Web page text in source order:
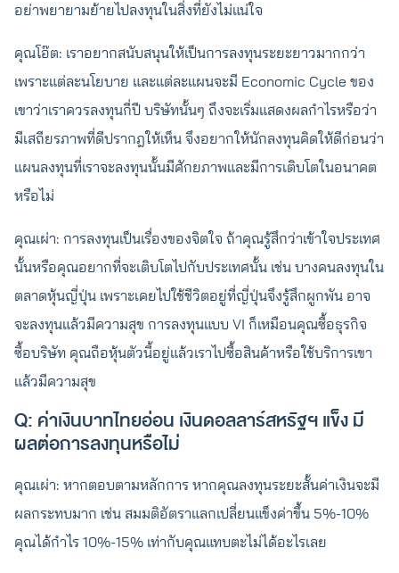
อย่าพยายามย้ายไปลงทุนในสิ่งที่ยังไม่แน่ใจ
คุณโอ๊ต: เราอยากสนับสนุนให้เป็นการลงทุนระยะยาวมากกว่า
เพราะแต่ละนโยบาย และแต่ละแผนจะมี Economic Cycle ของ
เขาว่าเราควรลงทุนกี่ปี บริษัทนั้นๆ ถึงจะเริ่มแสดงผลกำไรหรือว่า
มีเสถียรภาพที่ดีปรากฎให้เห็น จึงอยากให้นักลงทุนคิดให้ดีก่อนว่า
แผนลงทุนที่เราจะลงทุนนั้นมีศักยภาพและมีการเติบโตในอนาคต
หรือไม่
คุณเผ่า: การลงทุนเป็นเรื่องของจิตใจ ถ้าคุณรู้สึกว่าเข้าใจประเทศ
นั้นหรือคุณอยากที่จะเติบโตไปกับประเทศนั้น เช่น บางคนลงทุนใน
ตลาดหุ้นญี่ปุ่น เพราะเคยไปใช้ชีวิตอยู่ที่ญี่ปุ่นจึงรู้สึกผูกพัน อาจ
จะลงทุนแล้วมีความสุข การลงทุนแบบ VI ก็เหมือนคุณซื้อธุรกิจ
ซื้อบริษัท คุณถือหุ้นตัวนี้อยู่แล้วเราไปซื้อสินค้าหรือใช้บริการเขา
แล้วมีความสุข
Q: ค่าเงินบาทไทยอ่อน เงินดอลลาร์สหรัฐฯ แข็ง มี
ผลต่อการลงทุนหรือไม่
คุณเผ่า: หากตอบตามหลักการ หากคุณลงทุนระยะสั้นค่าเงินจะมี
ผลกระทบมาก เช่น สมมติอัตราแลกเปลี่ยนแข็งค่าขึ้น 5%-10%
คุณได้กำไร 10%-15% เท่ากับคุณแทบตะไม่ได้อะไรเลย